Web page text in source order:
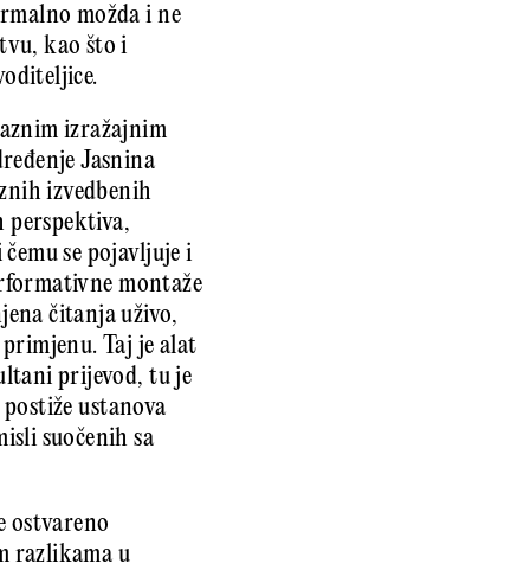
možda i ne
kao što i
izražajnim
Jasnina
izvedbenih
perspektiva,
se pojavljuje i
montaže
čitanja uživo,
Taj je alat
prijevod, tu je
ustanova
suočenih sa
ostvareno
razlikama u